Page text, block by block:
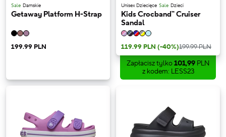
Sale Damskie
Getaway Platform H-Strap
199.99 PLN
Unisex Dziecięce Sale Dzieci
Kids Crocband™ Cruiser
Sandal
119.99 PLN (-40%)199.99 PLN
Zapłacisz tylko101,99 PLN
z kodem: LESS23